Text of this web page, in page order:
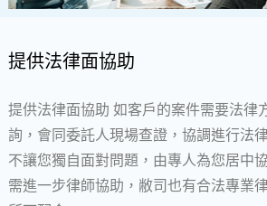
提供法律面協助
提供法律面協助 如客戶的案件需要法律
詢，會同委託人現場查證，協調進行法
不讓您獨自面對問題，由專人為您居中
需進一步律師協助，敝司也有合法專業